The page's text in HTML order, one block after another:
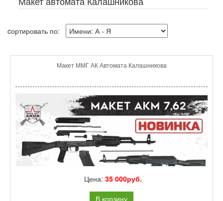
cортировать по:
Макет ММГ АК Автомата Калашникова
Цена: 35 000руб.
В корзину